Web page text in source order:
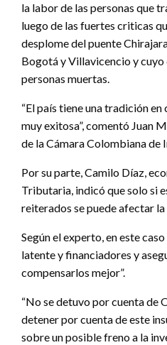
la labor de las personas que
luego de las fuertes criticas
desplome del puente
Bogotá y Villavicencio y cuyo
personas muertas.
“El país tiene una tradición
muy exitosa”, comentó Juan
de la Cámara Colombiana de
Por su parte, Camilo Díaz,
Tributaria, indicó que solo si
reiterados se puede afectar
Según el experto, en este
latente y financiadores y
compensarlos mejor”.
“No se detuvo por cuenta de
detener por cuenta de este
sobre un posible freno a la